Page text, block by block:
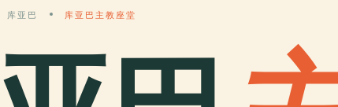
库亚巴 库亚巴主教座堂